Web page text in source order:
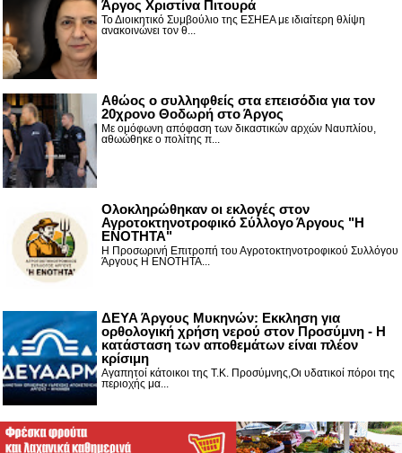
Άργος Χριστίνα Πιτουρά
Το Διοικητικό Συμβούλιο της ΕΣΗΕΑ με ιδιαίτερη θλίψη
ανακοινώνει τον θ...
Αθώος ο συλληφθείς στα επεισόδια για τον
20χρονο Θοδωρή στο Άργος
Με ομόφωνη απόφαση των δικαστικών αρχών Ναυπλίου,
αθωώθηκε ο πολίτης π...
Ολοκληρώθηκαν οι εκλογές στον
Αγροτοκτηνοτροφικό Σύλλογο Άργους "Η
ΕΝΟΤΗΤΑ"
Η Προσωρινή Επιτροπή του Αγροτοκτηνοτροφικού Συλλόγου
Άργους Η ΕΝΟΤΗΤΑ...
ΔΕΥΑ Άργους Μυκηνών: Εκκληση για
ορθολογική χρήση νερού στον Προσύμνη - Η
κατάσταση των αποθεμάτων είναι πλέον
κρίσιμη
Αγαπητοί κάτοικοι της Τ.Κ. Προσύμνης,Οι υδατικοί πόροι της
περιοχής μα...